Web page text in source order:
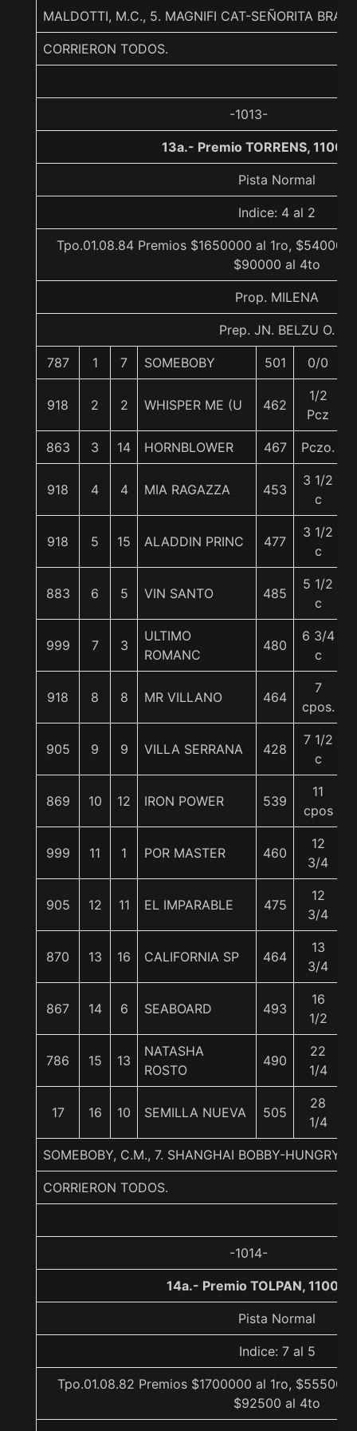
MALDOTTI, M.C., 5. MAGNIFI CAT-SEÑORITA
CORRIERON TODOS.
-1013-
13a.- Premio TORRENS, 1100
Pista Normal
Indice: 4 al 2
Tpo.01.08.84 Premios $1650000 al 1ro,
$90000 al 4to
Prop. MILENA
Prep. JN. BELZU O.
787 1 7 SOMEBOBY 501 0/0
918 2 2 WHISPER ME (U 462
1/2
Pcz
863 3 14 HORNBLOWER 467 Pczo.
918 4 4 MIA RAGAZZA 453
3 1/2
c
918 5 15 ALADDIN PRINC 477
3 1/2
c
883 6 5 VIN SANTO 485
5 1/2
c
999 7 3
ULTIMO
ROMANC
480
6 3/4
c
918 8 8 MR VILLANO 464
7
cpos.
905 9 9 VILLA SERRANA 428
7 1/2
c
869 10 12 IRON POWER 539
11
cpos
999 11 1 POR MASTER 460
12
3/4
905 12 11 EL IMPARABLE 475
12
3/4
870 13 16 CALIFORNIA SP 464
13
3/4
867 14 6 SEABOARD 493
16
1/2
786 15 13
NATASHA
ROSTO
490
22
1/4
17 16 10 SEMILLA NUEVA 505
28
1/4
SOMEBOBY, C.M., 7. SHANGHAI BOBBY-HUNGRY
CORRIERON TODOS.
-1014-
14a.- Premio TOLPAN, 1100
Pista Normal
Indice: 7 al 5
Tpo.01.08.82 Premios $1700000 al 1ro,
$92500 al 4to